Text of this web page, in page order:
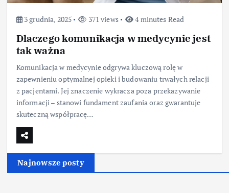
3 grudnia, 2025 371 views 4 minutes Read
Dlaczego komunikacja w medycynie jest
tak ważna
Komunikacja w medycynie odgrywa kluczową rolę w
zapewnieniu optymalnej opieki i budowaniu trwałych relacji
z pacjentami. Jej znaczenie wykracza poza przekazywanie
informacji – stanowi fundament zaufania oraz gwarantuje
skuteczną współpracę…
Najnowsze posty